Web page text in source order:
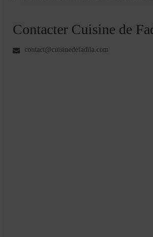
Contacter Cuisine de
contact@cuisinedefadila.com